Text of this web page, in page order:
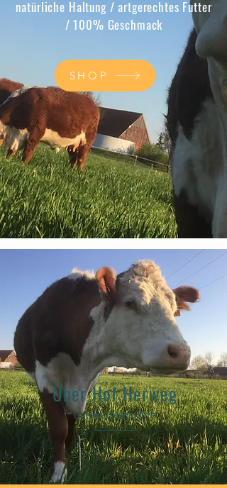
natürliche Haltung / artgerechtes Futter
/ 100% Geschmack
SHOP
Über Hof Herweg
Unsere Geschichte